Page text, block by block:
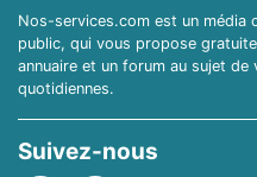
Nos-services.com est un média
public, qui vous propose
annuaire et un forum au sujet
quotidiennes.
Suivez-nous